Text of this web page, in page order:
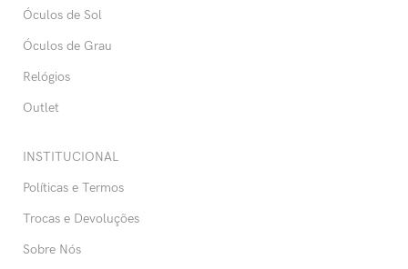
Óculos de Sol
Óculos de Grau
Relógios
Outlet
INSTITUCIONAL
Políticas e Termos
Trocas e Devoluções
Sobre Nós